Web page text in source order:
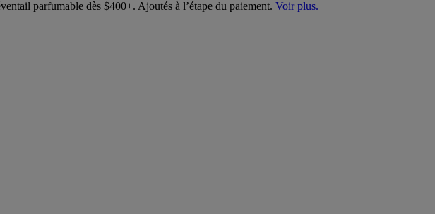
parfumable dès $400+. Ajoutés à l’étape du paiement. Voir plus.